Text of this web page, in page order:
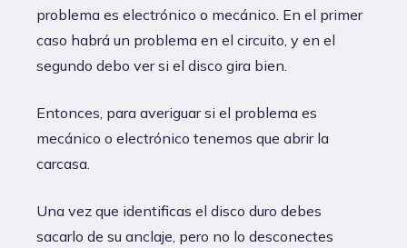
problema es electrónico o mecánico. En el primer
caso habrá un problema en el circuito, y en el
segundo debo ver si el disco gira bien.
Entonces, para averiguar si el problema es
mecánico o electrónico tenemos que abrir la
carcasa.
Una vez que identificas el disco duro debes
sacarlo de su anclaje, pero no lo desconectes